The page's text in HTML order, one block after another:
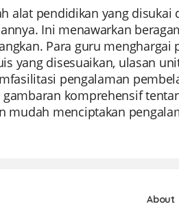
alat pendidikan yang
Ini menawarkan
Para guru menghargai
yang disesuaikan, ulasan
pengalaman
komprehensif
mudah menciptakan
About